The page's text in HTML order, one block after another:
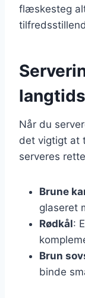
flæskesteg
Når du
det vigtigt at
serveres
Brune
glaseret
Rødkål:
Brun
binde